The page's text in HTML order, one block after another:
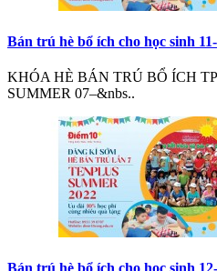
Bán trú hè bổ ích cho học sinh
KHÓA HÈ BÁN TRÚ BỔ ÍCH
SUMMER 07–&nbs..